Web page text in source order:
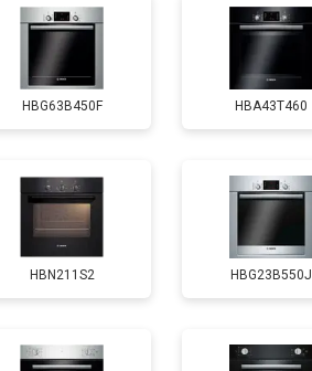
от 120 мин
HBG63B450F HBA43T460
HBN211S2 HBG23B550J